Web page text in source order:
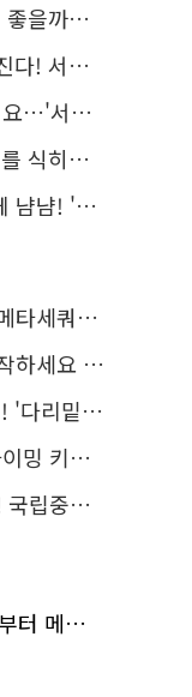
하
기
하
라인 투표
착순 신청
착순 5천명
해법은?
활 교육' 현장
둘레길 15코스
에디션25'
' 무료 상영
이 체력장
나무 명소
주황색 리본 따라 한강부터 메타세쿼이아 숲길까지…서울둘레길 15코스